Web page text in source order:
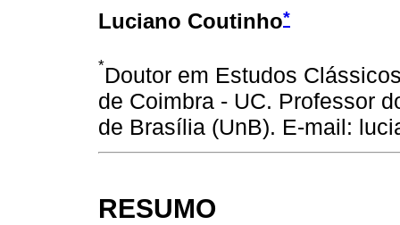
Luciano Coutinho*
*Doutor em Estudos
de Coimbra - UC. Professor
de Brasília (UnB). E-mail:
RESUMO